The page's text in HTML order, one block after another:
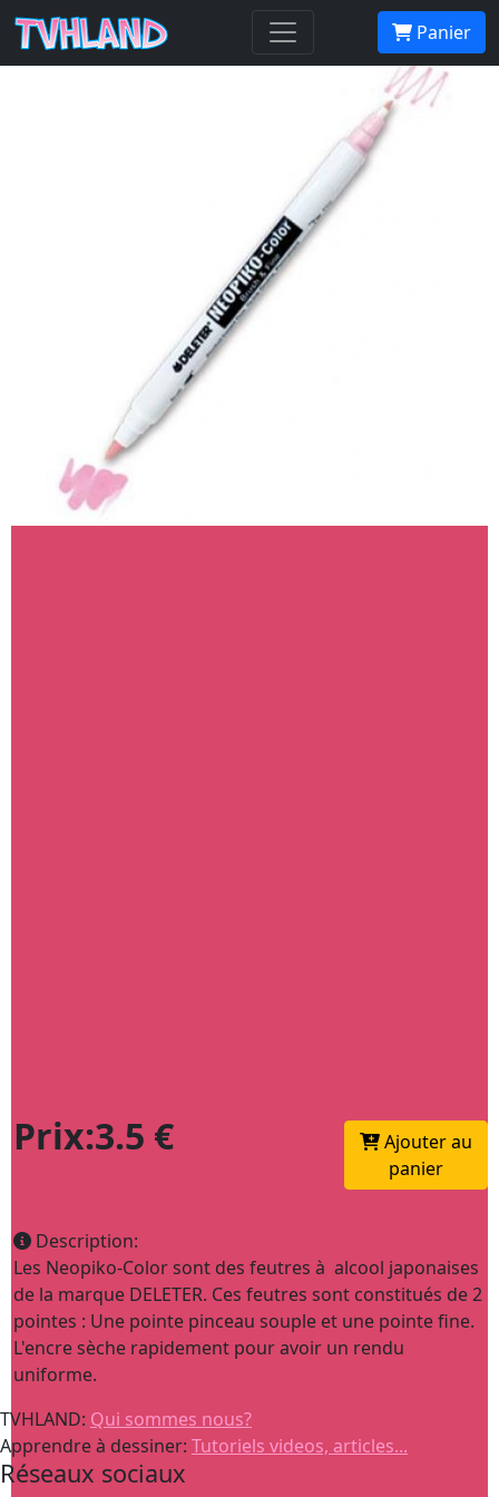
Panier
Neopiko-Color 365 Strawberry
Prix:3.5 €
Ajouter au
panier
Description:
Les Neopiko-Color sont des feutres à alcool japonaises
de la marque DELETER. Ces feutres sont constitués de 2
pointes : Une pointe pinceau souple et une pointe fine.
L'encre sèche rapidement pour avoir un rendu
uniforme.
TVHLAND: Qui sommes nous?
Apprendre à dessiner: Tutoriels videos, articles...
Réseaux sociaux